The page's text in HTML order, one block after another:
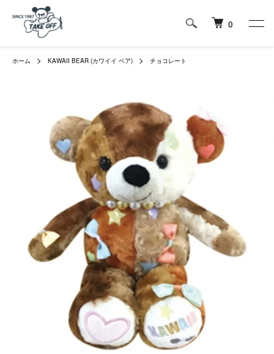
0
ホーム KAWAII BEAR (カワイイ ベア) チョコレート